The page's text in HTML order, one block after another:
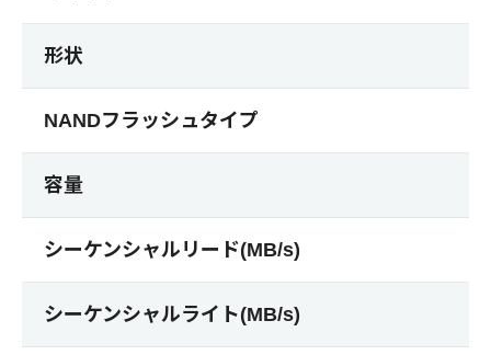
形状
NANDフラッシュタイプ
容量
シーケンシャルリード(MB/s)
シーケンシャルライト(MB/s)